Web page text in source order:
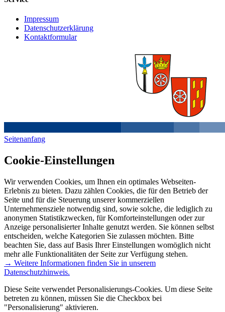
Impressum
Datenschutzerklärung
Kontaktformular
Seitenanfang
Cookie-Einstellungen
Wir verwenden Cookies, um Ihnen ein optimales Webseiten-
Erlebnis zu bieten. Dazu zählen Cookies, die für den Betrieb der
Seite und für die Steuerung unserer kommerziellen
Unternehmensziele notwendig sind, sowie solche, die lediglich zu
anonymen Statistikzwecken, für Komforteinstellungen oder zur
Anzeige personalisierter Inhalte genutzt werden. Sie können selbst
entscheiden, welche Kategorien Sie zulassen möchten. Bitte
beachten Sie, dass auf Basis Ihrer Einstellungen womöglich nicht
mehr alle Funktionalitäten der Seite zur Verfügung stehen.
→ Weitere Informationen finden Sie in unserem
Datenschutzhinweis.
Diese Seite verwendet Personalisierungs-Cookies. Um diese Seite
betreten zu können, müssen Sie die Checkbox bei
"Personalisierung" aktivieren.